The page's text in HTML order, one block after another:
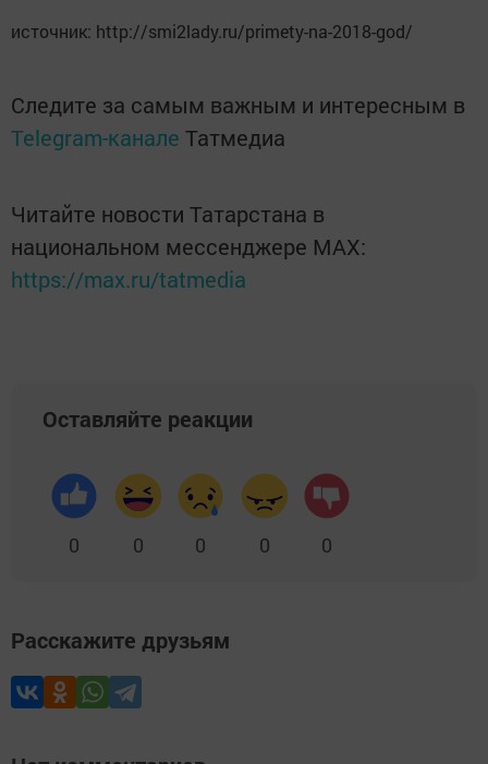
источник: http://smi2lady.ru/primety-na-2018-god/
Следите за самым важным и интересным в
Telegram-канале Татмедиа
Читайте новости Татарстана в
национальном мессенджере MАХ:
https://max.ru/tatmedia
Оставляйте реакции
0 0 0 0 0
Расскажите друзьям